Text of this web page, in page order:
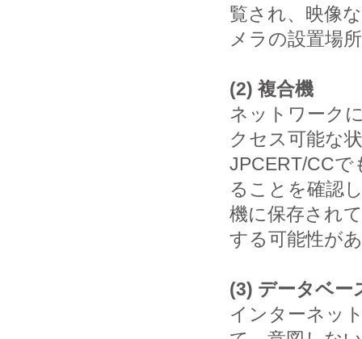
覧され、映像
メラの設置場
(2) 複合機
ネットワーク
クセス可能な
JPCERT/CCで
ることを確認
機に保存され
する可能性が
(3) データベー
インターネッ